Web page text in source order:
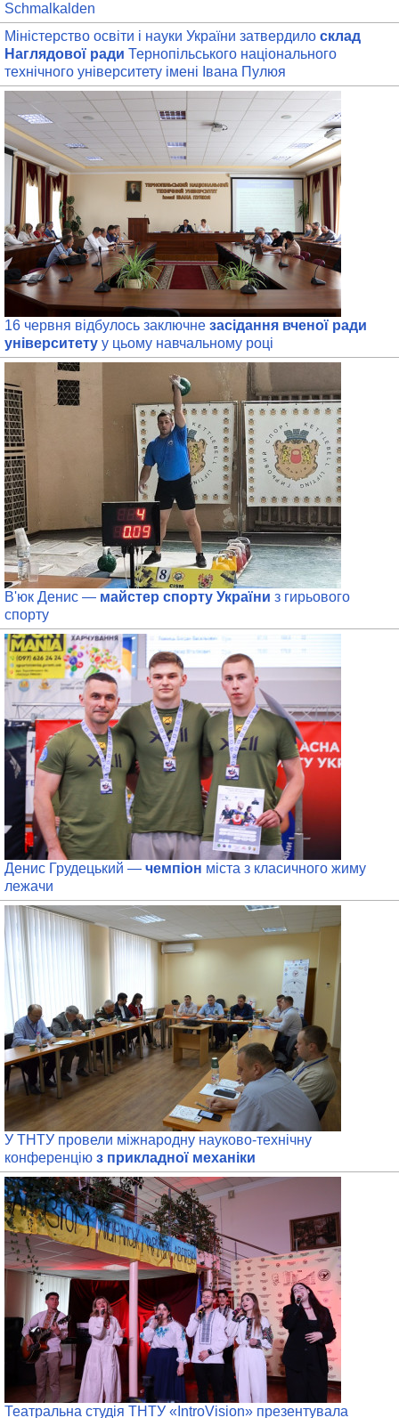
Schmalkalden
Міністерство освіти і науки України затвердило склад
Наглядової ради Тернопільського національного
технічного університету імені Івана Пулюя
16 червня відбулось заключне засідання вченої ради
університету у цьому навчальному році
В'юк Денис — майстер спорту України з гирьового
спорту
Денис Грудецький — чемпіон міста з класичного жиму
лежачи
У ТНТУ провели міжнародну науково-технічну
конференцію з прикладної механіки
Театральна студія ТНТУ «IntroVision» презентувала